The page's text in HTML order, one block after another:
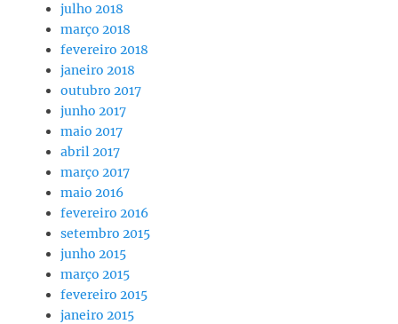
julho 2018
março 2018
fevereiro 2018
janeiro 2018
outubro 2017
junho 2017
maio 2017
abril 2017
março 2017
maio 2016
fevereiro 2016
setembro 2015
junho 2015
março 2015
fevereiro 2015
janeiro 2015